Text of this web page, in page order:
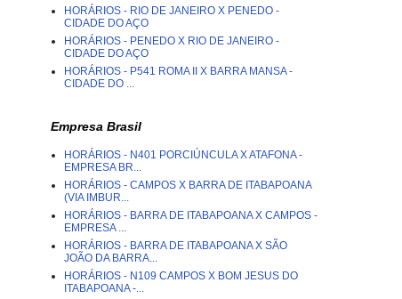
HORÁRIOS - RIO DE JANEIRO X PENEDO -
CIDADE DO AÇO
HORÁRIOS - PENEDO X RIO DE JANEIRO -
CIDADE DO AÇO
HORÁRIOS - P541 ROMA II X BARRA MANSA -
CIDADE DO ...
Empresa Brasil
HORÁRIOS - N401 PORCIÚNCULA X ATAFONA -
EMPRESA BR...
HORÁRIOS - CAMPOS X BARRA DE ITABAPOANA
(VIA IMBUR...
HORÁRIOS - BARRA DE ITABAPOANA X CAMPOS -
EMPRESA ...
HORÁRIOS - BARRA DE ITABAPOANA X SÃO
JOÃO DA BARRA...
HORÁRIOS - N109 CAMPOS X BOM JESUS DO
ITABAPOANA -...